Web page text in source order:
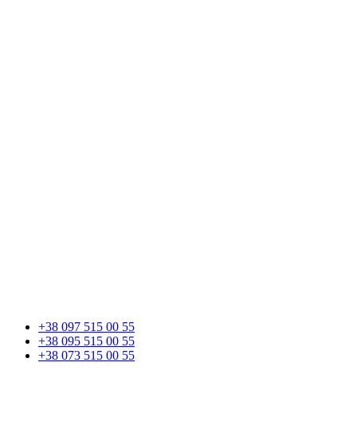
+38 097 515 00 55
+38 095 515 00 55
+38 073 515 00 55